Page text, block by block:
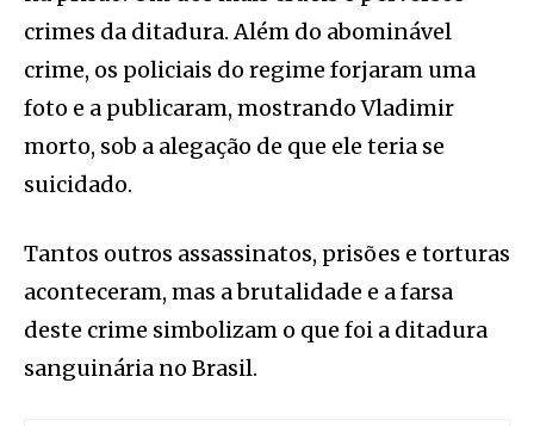
crimes da ditadura. Além do abominável
crime, os policiais do regime forjaram uma
foto e a publicaram, mostrando Vladimir
morto, sob a alegação de que ele teria se
suicidado.
Tantos outros assassinatos, prisões e torturas
aconteceram, mas a brutalidade e a farsa
deste crime simbolizam o que foi a ditadura
sanguinária no Brasil.